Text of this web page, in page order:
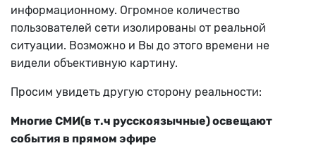
информационному. Огромное количество
пользователей сети изолированы от реальной
ситуации. Возможно и Вы до этого времени не
видели объективную картину.
Просим увидеть другую сторону реальности:
Многие СМИ(в т.ч русскоязычные) освещают
события в прямом эфире